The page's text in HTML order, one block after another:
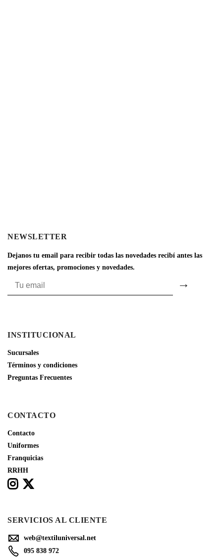
NEWSLETTER
Dejanos tu email para recibir todas las novedades recibí antes las
mejores ofertas, promociones y novedades.
INSTITUCIONAL
Sucursales
Términos y condiciones
Preguntas Frecuentes
CONTACTO
Contacto
Uniformes
Franquicias
RRHH
SERVICIOS AL CLIENTE
web@textiluniversal.net
095 838 972